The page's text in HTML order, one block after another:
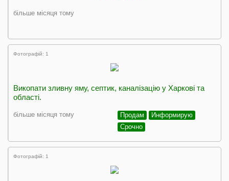
більше місяця тому
Фотографій: 1
Викопати зливну яму, септик, каналізацію у Харкові та
області.
більше місяця тому Продам
Информирую
Срочно
Фотографій: 1